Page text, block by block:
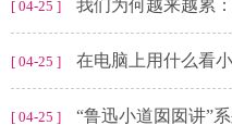
[ 04-25 ] 我们为何越来越累：
[ 04-25 ] 在电脑上用什么看小说
[ 04-25 ] “鲁迅小道囡囡讲”系列：